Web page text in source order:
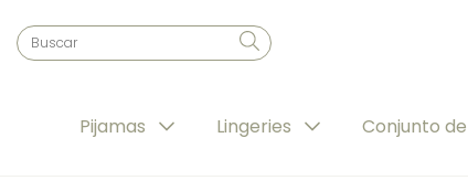
Pijamas Lingeries Conjunto